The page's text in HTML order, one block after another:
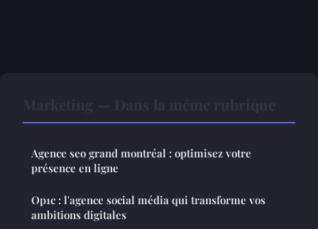
Agence seo grand montréal : optimisez votre
présence en ligne
Op1c : l'agence social média qui transforme vos
ambitions digitales